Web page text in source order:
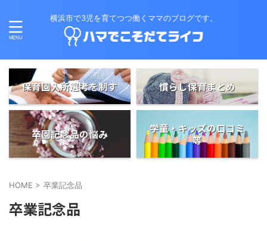
横浜市で3児を育てつつ働くママのブログです。
保育園入所選考を制す 慣らし保育まとめ
卒園記念品の悩み
学童・キッズの口コミ
等
HOME > 卒業記念品
卒業記念品